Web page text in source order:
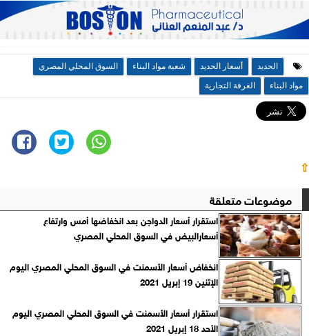
الحديد أسعار الحديد شعبة مواد البناء
السوق المحلي المصري
مواد البناء
الغرفة التجارية
⇧
موضوعات متعلقة
استقرار أسعار الدواجن بعد انخفاضها أمس وارتفاع
أسعارالبيض في السوق المحلي المصري
انخفاض أسعار الأسمنت في السوق المحلي المصري اليوم
الإثنين 19 إبريل 2021
استقرار أسعار الأسمنت في السوق المحلي المصري اليوم
الأحد 18 إبريل 2021